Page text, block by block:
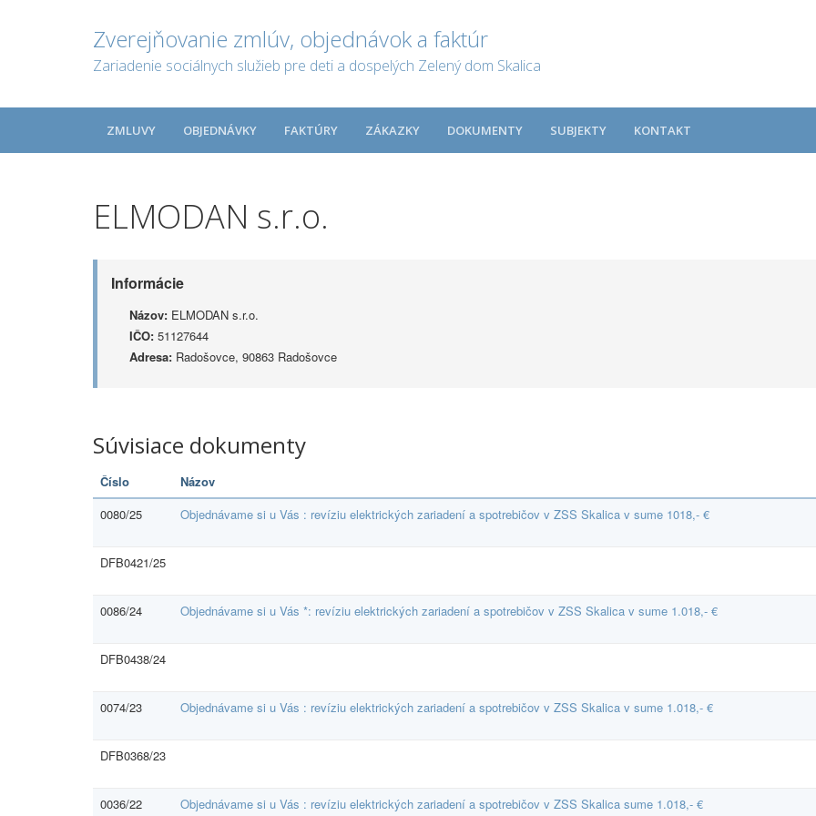
Zverejňovanie zmlúv, objednávok a faktúr
Zariadenie sociálnych služieb pre deti a dospelých Zelený dom Skalica
ZMLUVY OBJEDNÁVKY FAKTÚRY ZÁKAZKY DOKUMENTY SUBJEKTY KONTAKT
ELMODAN s.r.o.
Informácie
Názov: ELMODAN s.r.o.
IČO: 51127644
Adresa: Radošovce, 90863 Radošovce
Súvisiace dokumenty
Číslo Názov
0080/25
Objednávame si u Vás : revíziu elektrických zariadení a spotrebičov v ZSS Skalica v sume 1018,- €
DFB0421/25
0086/24 Objednávame si u Vás *: revíziu elektrických zariadení a spotrebičov v ZSS Skalica v sume 1.018,- €
DFB0438/24
0074/23 Objednávame si u Vás : revíziu elektrických zariadení a spotrebičov v ZSS Skalica v sume 1.018,- €
DFB0368/23
0036/22 Objednávame si u Vás : revíziu elektrických zariadení a spotrebičov v ZSS Skalica sume 1.018,- €